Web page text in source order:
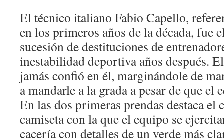
El técnico italiano Fabio Capello,
en los primeros años de la década, fue
sucesión de destituciones de
inestabilidad deportiva años después.
jamás confió en él, marginándole de
a mandarle a la grada a pesar de que
En las dos primeras prendas destaca el
camiseta con la que el equipo se
cacería con detalles de un verde más